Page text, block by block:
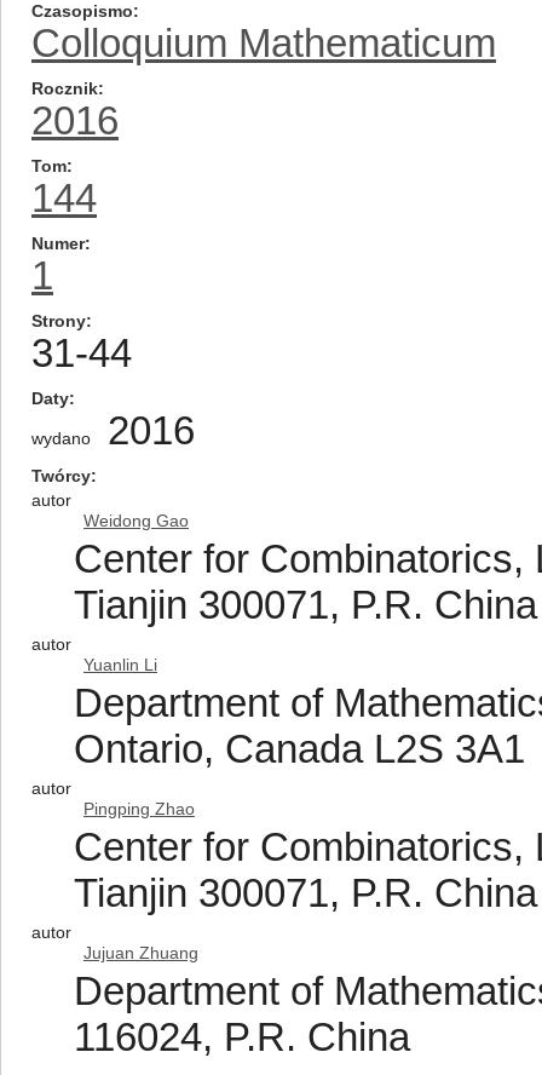
Czasopismo
Colloquium Mathematicum
Rocznik
2016
Tom
144
Numer
1
Strony
31-44
Daty
wydano 2016
Twórcy
autor
Weidong Gao
Center for
Tianjin 300071, P.R. China
autor
Yuanlin Li
Department of
Ontario, Canada L2S 3A1
autor
Pingping Zhao
Center for
Tianjin 300071, P.R. China
autor
Jujuan Zhuang
Department of
116024, P.R. China